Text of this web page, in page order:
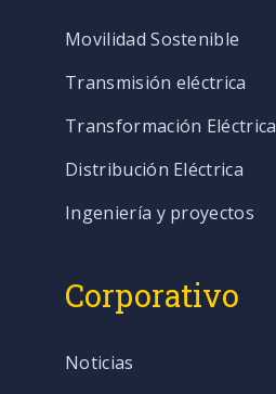
Movilidad Sostenible
Transmisión eléctrica
Transformación Eléctrica
Distribución Eléctrica
Ingeniería y proyectos
Corporativo
Noticias